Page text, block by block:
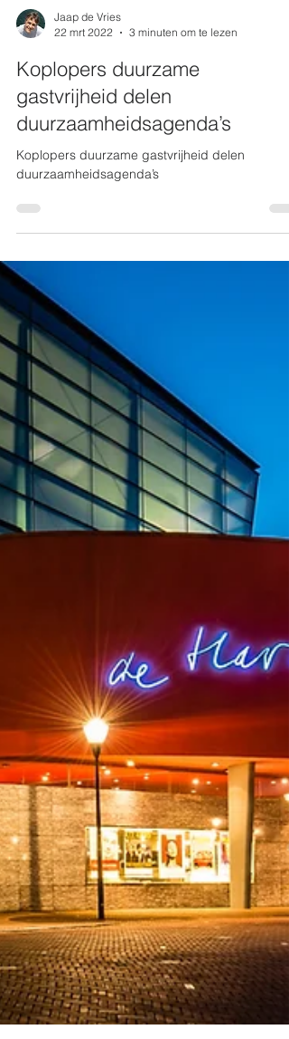
22 mrt 2022
3 minuten om te lezen
Koplopers duurzame
gastvrijheid delen
Koplopers duurzame gastvrijheid delen
duurzaamheidsagenda’s